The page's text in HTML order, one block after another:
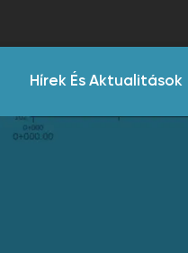
Hírek És Aktualitások